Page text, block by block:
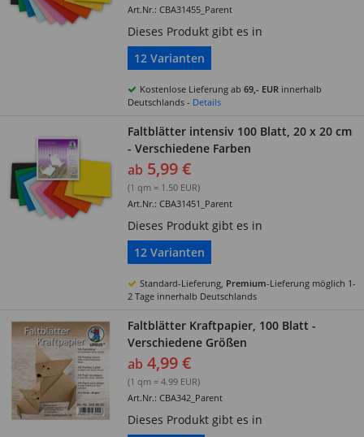
Art.Nr.: CBA31455_Parent
Dieses Produkt gibt es in
12 Varianten
Kostenlose Lieferung ab69,- EUR innerhalb
Deutschlands - Details
Faltblätter intensiv 100 Blatt, 20 x 20 cm
- Verschiedene Farben
ab 5,99 €
(1 qm = 1.50 EUR)
Art.Nr.: CBA31451_Parent
Dieses Produkt gibt es in
12 Varianten
Standard-Lieferung, Premium-Lieferung möglich 1-
2 Tage innerhalb Deutschlands
Faltblätter Kraftpapier, 100 Blatt -
Verschiedene Größen
ab 4,99 €
(1 qm = 4.99 EUR)
Art.Nr.: CBA342_Parent
Dieses Produkt gibt es in